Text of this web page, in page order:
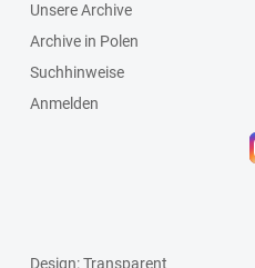
Unsere Archive
Archive in Polen
Suchhinweise
Anmelden
Design: Transparent